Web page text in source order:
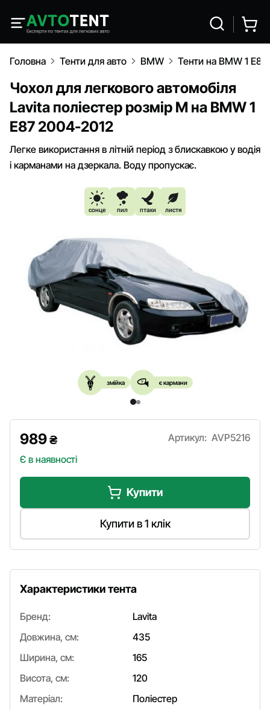
Головна Тенти для авто BMW Тенти на BMW 1
Чохол для легкового автомобіля
Lavita поліестер розмір M на BMW 1
E87 2004-2012
Легке використання в літній період з блискавкою у водія
і карманами на дзеркала. Воду пропускає.
сонце пил птахи листя
змійка є кармани
989₴
Є в наявності
Артикул: AVP5216
Купити
Купити в 1 клік
Характеристики тента
Бренд:
Lavita
Довжина, см:
435
Ширина, см:
165
Висота, см:
120
Матеріал:
Поліестер